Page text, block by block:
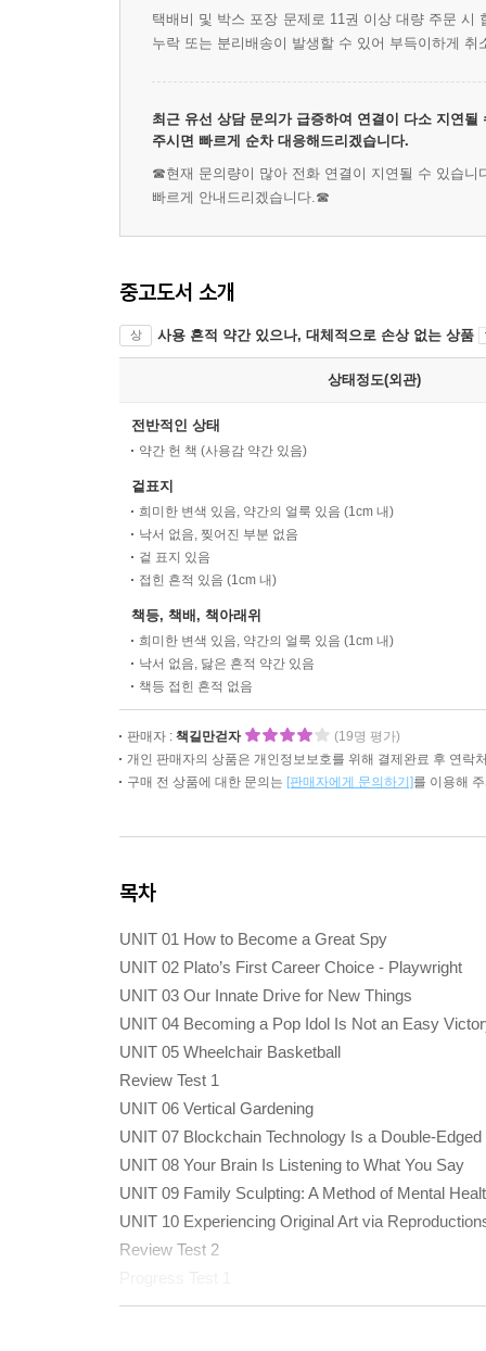
택배비 및 박스 포장 문제로 11권 이상 대량 주문
누락 또는 분리배송이 발생할 수 있어 부득이하게 취
최근 유선 상담 문의가 급증하여 연결이 다소 지연
주시면 빠르게 순차 대응해드리겠습니다.
☎현재 문의량이 많아 전화 연결이 지연될 수 있습니
빠르게 안내드리겠습니다.☎
중고도서 소개
상 사용 흔적 약간 있으나, 대체적으로 손상 없는 상품
상태정도(외관)
전반적인 상태
약간 헌 책 (사용감 약간 있음)
겉표지
희미한 변색 있음, 약간의 얼룩 있음 (1cm 내)
낙서 없음, 찢어진 부분 없음
겉 표지 있음
접힌 흔적 있음 (1cm 내)
책등, 책배, 책아래위
희미한 변색 있음, 약간의 얼룩 있음 (1cm 내)
낙서 없음, 닳은 흔적 약간 있음
책등 접힌 흔적 없음
판매자 : 책길만걷자
(19명 평가)
개인 판매자의 상품은 개인정보보호를 위해 결제완료 후 연락
구매 전 상품에 대한 문의는 [판매자에게 문의하기]를 이용해
목차
UNIT 01 How to Become a Great Spy
UNIT 02 Plato’s First Career Choice - Playwright
UNIT 03 Our Innate Drive for New Things
UNIT 04 Becoming a Pop Idol Is Not an Easy
UNIT 05 Wheelchair Basketball
Review Test 1
UNIT 06 Vertical Gardening
UNIT 07 Blockchain Technology Is a Double-
UNIT 08 Your Brain Is Listening to What You Say
UNIT 09 Family Sculpting: A Method of Mental
UNIT 10 Experiencing Original Art via
Review Test 2